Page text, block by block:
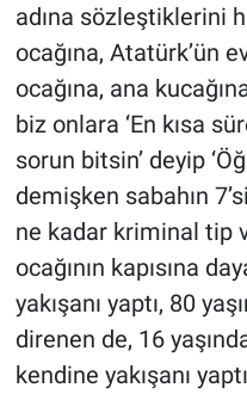
adına sözleştiklerini
ocağına, Atatürk’ün
ocağına, ana
biz onlara ‘En kısa
sorun bitsin’ deyip
demişken sabahın
ne kadar kriminal tip
ocağının kapısına
yakışanı yaptı, 80
direnen de, 16
kendine yakışanı